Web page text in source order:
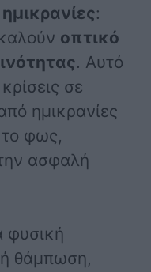
:
οπτικό
. Αυτό
σε
ημικρανίες
φως,
ασφαλή
φυσική
θάμπωση,